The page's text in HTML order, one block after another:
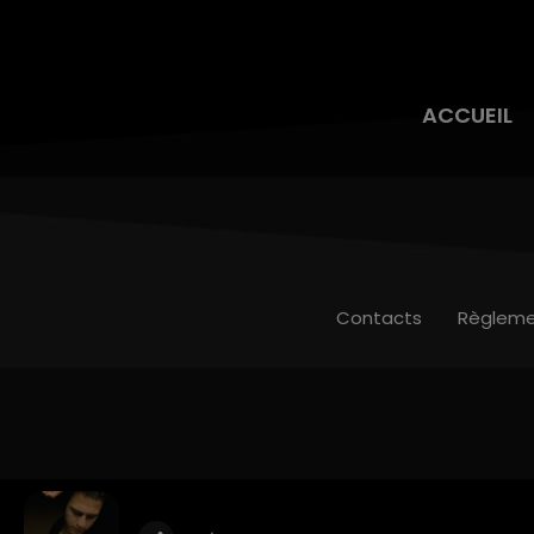
ACCUEIL
Contacts